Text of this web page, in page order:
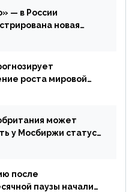
— в России
новая
роста мировой
может
у Мосбиржи статус
после
паузы начали